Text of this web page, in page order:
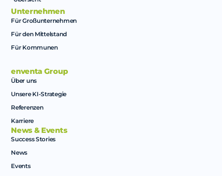
Unternehmen
Für Großunternehmen
Für den Mittelstand
Für Kommunen
enventa Group
Über uns
Unsere KI-Strategie
Referenzen
Karriere
News & Events
Success Stories
News
Events